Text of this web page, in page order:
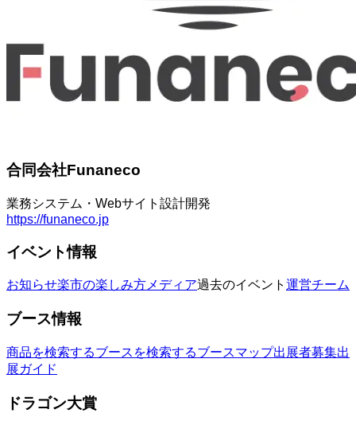
合同会社Funaneco
業務システム・Webサイト設計開発
https://funaneco.jp
イベント情報
お知らせ楽市の楽しみ方メディア過去のイベント 運営チーム
ブース情報
商品を検索するブースを検索するブースマップ出展者募集出
展ガイド
ドラゴン大賞